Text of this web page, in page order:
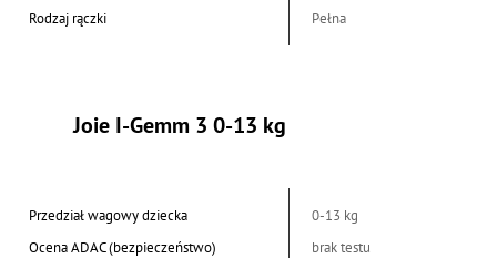
Rodzaj rączki
Pełna
Joie I-Gemm 3 0-13 kg
Przedział wagowy dziecka
0-13 kg
Ocena ADAC (bezpieczeństwo)
brak testu